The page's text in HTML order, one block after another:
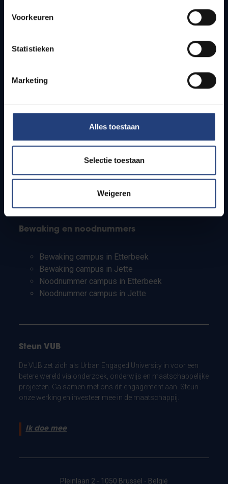
Voorkeuren
Statistieken
Marketing
Alles toestaan
Selectie toestaan
Weigeren
Bereikbaarheid
Studenten
PhD-studenten
Leerkrachten en secundaire scholen
Bewaking en noodnummers
Bewaking campus in Etterbeek
Bewaking campus in Jette
Noodnummer campus in Etterbeek
Noodnummer campus in Jette
Steun VUB
De VUB zet zich als Urban Engaged University in voor een
betere wereld via onderzoek, onderwijs en maatschappelijke
projecten. Ga samen met ons dit engagement aan. Steun
onze werking en investeer mee in de maatschappij.
Ik doe mee
Pleinlaan 2 - 1050 Brussel - België